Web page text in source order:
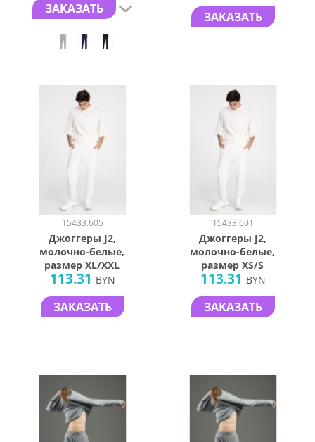
ЗАКАЗАТЬ
ЗАКАЗАТЬ
15433.605
Джоггеры J2,
молочно-белые,
размер XL/XXL
113.31 BYN
ЗАКАЗАТЬ
15433.601
Джоггеры J2,
молочно-белые,
размер XS/S
113.31 BYN
ЗАКАЗАТЬ